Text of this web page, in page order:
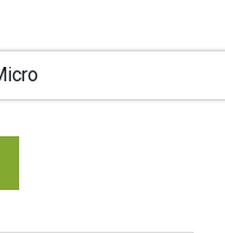
Fogliare